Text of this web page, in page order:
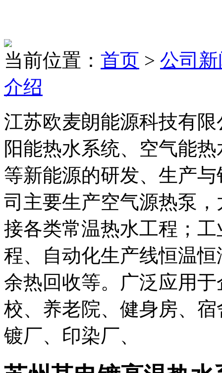
当前位置： 首页 > 公司
介绍
江苏欧麦朗能源科技有
阳能热水系统、空气能
等新能源的研发、生产
司主要生产空气源热泵
接各类常温热水工程；
程、自动化生产线恒温
余热回收等。广泛应用
校、养老院、健身房、
镀厂、印染厂、